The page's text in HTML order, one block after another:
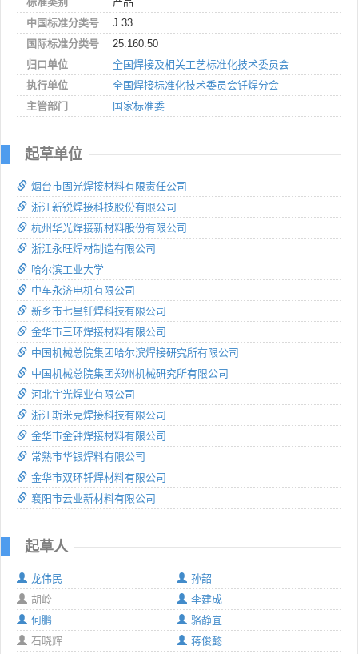
中国标准分类号
J 33
国际标准分类号
25.160.50
归口单位
全国焊接及相关工艺标准化技术委员会
执行单位
全国焊接标准化技术委员会钎焊分会
主管部门
国家标准委
起草单位
烟台市固光焊接材料有限责任公司
浙江新锐焊接科技股份有限公司
杭州华光焊接新材料股份有限公司
浙江永旺焊材制造有限公司
哈尔滨工业大学
中车永济电机有限公司
新乡市七星钎焊科技有限公司
金华市三环焊接材料有限公司
中国机械总院集团哈尔滨焊接研究所有限公司
中国机械总院集团郑州机械研究所有限公司
河北宇光焊业有限公司
浙江斯米克焊接科技有限公司
金华市金钟焊接材料有限公司
常熟市华银焊料有限公司
金华市双环钎焊材料有限公司
襄阳市云业新材料有限公司
起草人
龙伟民
孙韶
胡岭
李建成
何鹏
骆静宜
石晓辉
蒋俊懿